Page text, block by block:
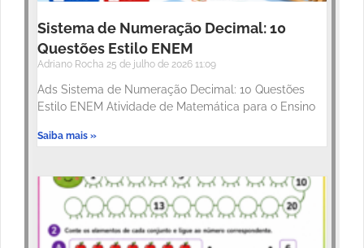
Sistema de Numeração Decimal: 10
Questões Estilo ENEM
Adriano Rocha 25 de julho de 2026 11:09
Ads Sistema de Numeração Decimal: 10 Questões
Estilo ENEM Atividade de Matemática para o Ensino
Saiba mais »